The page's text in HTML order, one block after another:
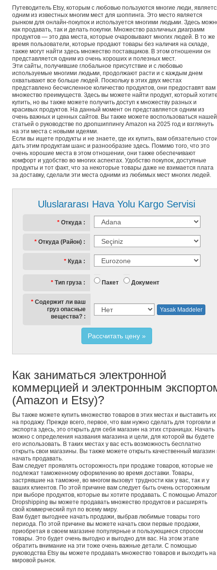
Uluslararası Hava Yolu Kargo Servisi
Откуда
Откуда (Район)
Куда
Тип груза Пакет Документ
Содержит ли ваш
груз опасные
вещества?
Yasak Maddeler
Рассчитать цену
Путеводитель Etsy, которым с любовью пользуются многие люди,
одним из известных многим мест для шоппинга. Это место является
рынком для онлайн-покупок и используется многими людьми. Здесь
как продавать, так и делать покупки. Множество различных диаграмм
продуктов — это два места, которые очаровывают многих людей. В то же
время пользователи, которые продают товары без наличия на складе,
также могут найти здесь множество поставщиков. В этом отношении он
представляется одним из очень хороших и полезных мест.
Эти сайты, получившие глобальное присутствие и с любовью
используемые многими людьми, продолжают расти и с каждым днем
охватывают все больше людей. Поскольку в этих двух местах
представлено бесчисленное количество продуктов, они предоставят вам
множество преимуществ. Здесь вы можете найти продукт, который
купить, но вы также можете получить доступ к множеству разных и
красивых продуктов. На данный момент он представляется одним из
очень важных и ценных сайтов. Вы также можете воспользоваться нашей
статьей о руководстве по дропшиппингу Amazon на 2025 год и взглянуть
на эти места с новыми идеями.
Если вы ищете продукты и не знаете, где их купить, вам обязательно
дать этим продуктам шанс и разнообразие здесь. Помимо того, что это
очень хорошие места в этом отношении, они также обеспечивают
комфорт и удобство во многих аспектах. Удобство покупок, доступные
продукты и тот факт, что за некоторые товары даже не взимается плата
за доставку, сделали эти места одними из любимых мест многих людей.
Как заниматься электронной
коммерцией и электронным
(Amazon и Etsy)?
Вы также можете купить множество товаров в этих местах и выставить их
на продажу. Прежде всего, первое, что вам нужно сделать для торговли и
экспорта здесь, это открыть для себя магазин на этих страницах. Начать
можно с определения названия магазина и цели, для которой вы будете
его использовать. В таких местах у вас есть возможность бесплатно
открыть свои магазины. Вы также можете открыть качественный магазин
начать продавать.
Вам следует проявлять осторожность при продаже товаров, которые не
подлежат таможенному оформлению во время доставки. Товары,
застрявшие на таможне, во многом вызовут трудности как у вас, так и у
ваших клиентов. По этой причине вам следует быть очень осторожным
при выборе продуктов, которые вы хотите продавать. С помощью
Dropshipping вы можете продавать множество продуктов и расширять
свой коммерческий пул по всему миру.
Вам будет выгоднее начать продажи, выбрав любимые товары того
периода. По этой причине вы можете начать свои первые продажи,
приобретая в своем магазине популярные и пользующиеся спросом
товары. Это будет очень выгодно и выгодно для вас. На этом этапе
обратить внимание на эти тоже очень важные детали. С помощью
руководства Etsy вы можете продавать множество товаров и выходить на
мировой рынок.